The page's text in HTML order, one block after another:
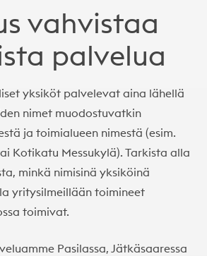
vahvistaa
palvelua
yksiköt palvelevat aina lähellä
nimet muodostuvatkin
ja toimialueen nimestä (esim.
Kotikatu Messukylä). Tarkista alla
minkä nimisinä yksiköinä
yritysilmeillään toimineet
toimivat.
Pasilassa, Jätkäsaaressa